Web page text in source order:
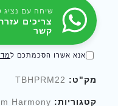
שיחה עם נציג
צריכים
קשר
אנא אשרו הסכמתכם ל
מק"ט: TBHPRM22
קטגוריות: Harmony